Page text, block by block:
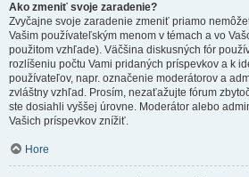
Ako zmeniť svoje zaradenie?
Zvyčajne svoje zaradenie zmeniť priamo
Vašim používateľským menom v témach a vo
použitom vzhľade). Väčšina diskusných fór
rozlíšeniu počtu Vami pridaných príspevkov a k
používateľov, napr. označenie moderátorov a
zvláštny vzhľad. Prosím, nezaťažujte fórum
ste dosiahli vyššej úrovne. Moderátor alebo
Vašich príspevkov znížiť.
Hore